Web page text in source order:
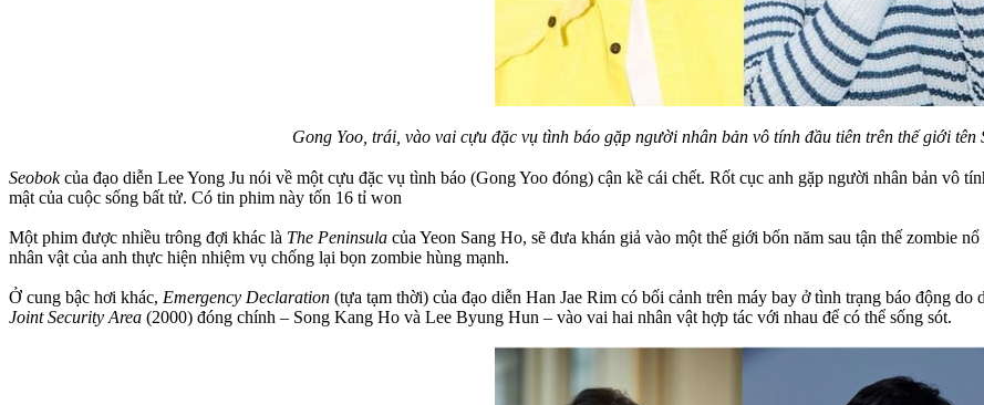
Gong Yoo, trái, vào vai cựu đặc vụ tình báo gặp người nhân bản vô tính đầu tiên trên thế giới tên
Seobokcủa đạo diễn Lee Yong Ju nói về một cựu đặc vụ tình báo (Gong Yoo đóng) cận kề cái chết. Rốt cục anh gặp người nhân bản vô
mật của cuộc sống bất tử. Có tin phim này tốn 16 tỉ won
Một phim được nhiều trông đợi khác là The Peninsula của Yeon Sang Ho, sẽ đưa khán giả vào một thế giới bốn năm sau tận thế zombie
nhân vật của anh thực hiện nhiệm vụ chống lại bọn zombie hùng mạnh.
Ở cung bậc hơi khác, Emergency Declaration (tựa tạm thời) của đạo diễn Han Jae Rim có bối cảnh trên máy bay ở tình trạng báo động
Joint Security Area (2000) đóng chính – Song Kang Ho và Lee Byung Hun – vào vai hai nhân vật hợp tác với nhau để có thể sống sót.